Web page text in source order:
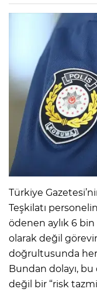
Türkiye
Teşkilatı
ödenen aylık 6
olarak değil
doğrultusunda her
Bundan dolayı, bu
değil bir “risk